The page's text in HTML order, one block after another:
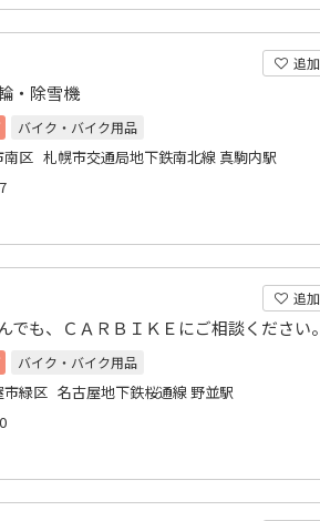
追加
・除雪機
バイク・バイク用品
南区 札幌市交通局地下鉄南北線 真駒内駅
追加
でも、ＣＡＲＢＩＫＥにご相談ください。
バイク・バイク用品
市緑区 名古屋地下鉄桜通線 野並駅